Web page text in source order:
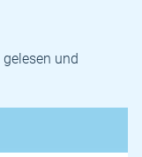
gelesen und